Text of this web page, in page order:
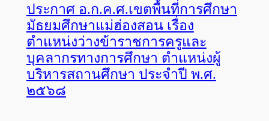
ประกาศ อ.ก.ค.ศ.เขตพื้นที่การศึกษา
มัธยมศึกษาแม่ฮ่องสอน เรื่อง
ตำแหน่งว่างข้าราชการครูและ
บุคลากรทางการศึกษา ตำแหน่งผู้
บริหารสถานศึกษา ประจำปี พ.ศ.
๒๕๖๘